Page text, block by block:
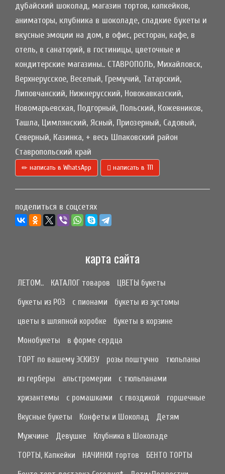
дубайский шоколад, магазин тортов, капкейков,
аниматоры, клубника в шоколаде, сладкие букеты и
вкусные эмоции на дом, в офис, ресторан, кафе, в
отель, в санаторий, в гостиницы, цветочные и
кондитерские магазины.. СТАВРОПОЛЬ, Михайловск,
Верхнерусское, Веселый, Гремучий, Татарский,
Липовчанский, Нижнерусский, Новокавказский,
Новомарьевская, Подгорный, Польский, Кожевников,
Ташла, Цимлянский, Ясный, Приозерный, Садовый,
Северный, Казинка, + весь Шпаковский район
Ставропольский край
написать в WhatsApp написать в ТП
поделиться в соцсетях
карта сайта
ЛЕТОМ.. КАТАЛОГ товаров
ЦВЕТЫ букеты
букеты из РОЗ
с пионами
букеты из эустомы
цветы в шляпной коробке
букеты в корзине
Монобукеты
в форме сердца
ТОРТ по вашему ЭСКИЗУ
розы поштучно
тюльпаны
из герберы
альстромерии
с тюльпанами
хризантемы
с ромашками с гвоздикой
горшечные
Вкусные букеты
Конфеты и Шоколад
Детям
Мужчине
Девушке
Клубника в Шоколаде
ТОРТЫ, Капкейки
НАЧИНКИ тортов
БЕНТО ТОРТЫ